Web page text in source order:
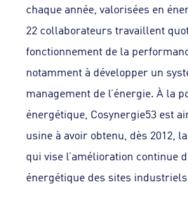
chaque année, valorisées en
22 collaborateurs travaillent
fonctionnement de la
notamment à développer un
management de l’énergie. À la
énergétique, Cosynergie53 est
usine à avoir obtenu, dès 2012, la
qui vise l’amélioration continue
énergétique des sites